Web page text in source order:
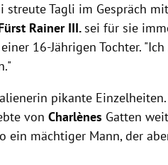
streute Tagli im Gespräch
Rainer III.sei für sie
16-Jährigen Tochter.
pikante
vonCharlènes Gatten
ein mächtiger Mann, der